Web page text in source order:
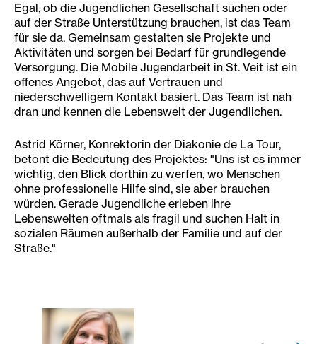
Egal, ob die Jugendlichen Gesellschaft suchen oder
auf der Straße Unterstützung brauchen, ist das Team
für sie da. Gemeinsam gestalten sie Projekte und
Aktivitäten und sorgen bei Bedarf für grundlegende
Versorgung. Die Mobile Jugendarbeit in St. Veit ist ein
offenes Angebot, das auf Vertrauen und
niederschwelligem Kontakt basiert. Das Team ist nah
dran und kennen die Lebenswelt der Jugendlichen.
Astrid Körner, Konrektorin der Diakonie de La Tour,
betont die Bedeutung des Projektes: "Uns ist es immer
wichtig, den Blick dorthin zu werfen, wo Menschen
ohne professionelle Hilfe sind, sie aber brauchen
würden. Gerade Jugendliche erleben ihre
Lebenswelten oftmals als fragil und suchen Halt in
sozialen Räumen außerhalb der Familie und auf der
Straße."